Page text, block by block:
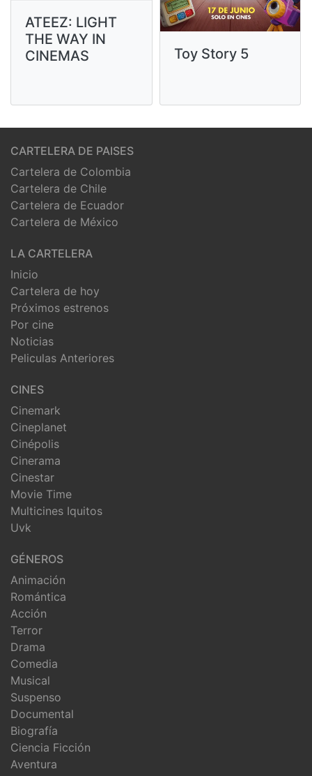
ATEEZ: LIGHT
THE WAY IN
CINEMAS
Toy Story 5
CARTELERA DE PAISES
Cartelera de Colombia
Cartelera de Chile
Cartelera de Ecuador
Cartelera de México
LA CARTELERA
Inicio
Cartelera de hoy
Próximos estrenos
Por cine
Noticias
Peliculas Anteriores
CINES
Cinemark
Cineplanet
Cinépolis
Cinerama
Cinestar
Movie Time
Multicines Iquitos
Uvk
GÉNEROS
Animación
Romántica
Acción
Terror
Drama
Comedia
Musical
Suspenso
Documental
Biografía
Ciencia Ficción
Aventura